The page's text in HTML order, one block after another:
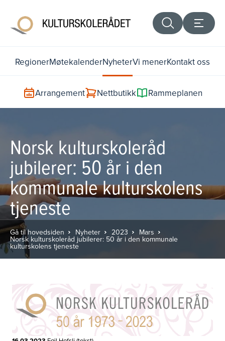
RegionerMøtekalenderNyheterVi menerKontakt oss
Arrangement Nettbutikk Rammeplanen
Norsk kulturskoleråd
jubilerer: 50 år i den
kommunale kulturskolens
tjeneste
Gå til hovedsiden Nyheter 2023 Mars
Norsk kulturskoleråd jubilerer: 50 år i den kommunale
kulturskolens tjeneste